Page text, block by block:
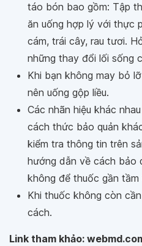
táo bón bao gồm: Tập
ăn uống hợp lý với thực
cám, trái cây, rau tươi.
những thay đổi lối sống
Khi bạn không may bỏ
nên uống gộp liều.
Các nhãn hiệu khác
cách thức bảo quản
kiểm tra thông tin trên
hướng dẫn về cách bảo
không để thuốc gần tầm
Khi thuốc không còn
cách.
Link tham khảo: